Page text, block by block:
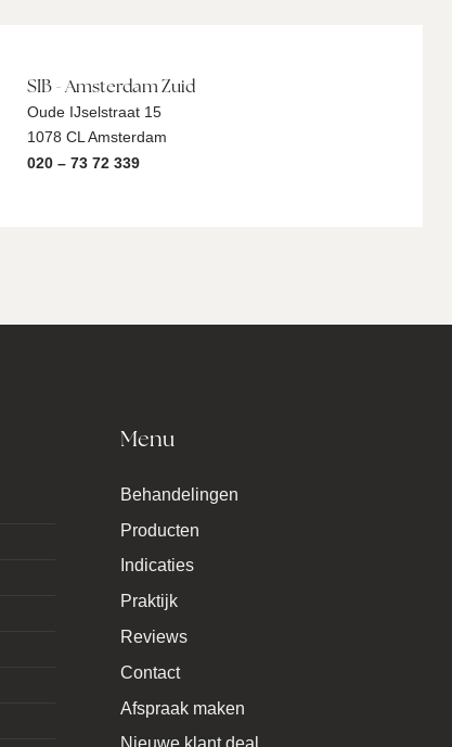
SIB - Amsterdam Zuid
Oude IJselstraat 15
1078 CL Amsterdam
020 – 73 72 339
Menu
Behandelingen
Producten
Indicaties
Praktijk
Reviews
Contact
Afspraak maken